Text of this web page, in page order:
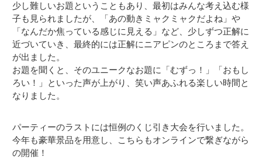
少し難しいお題ということもあり、最初はみんな考え込む様
子も見られましたが、「あの動きミャクミャクだよね」や
「なんだか焦っている感じに見える」など、少しずつ正解に
近づいていき、最終的には正解にニアピンのところまで答え
が出ました。
お題を聞くと、そのユニークなお題に「むずっ！」「おもし
ろい！」といった声が上がり、笑い声あふれる楽しい時間と
なりました。
パーティーのラストには恒例のくじ引き大会を行いました。
今年も豪華景品を用意し、こちらもオンラインで繋ぎながら
の開催！